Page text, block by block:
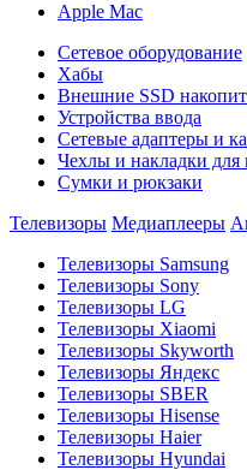
Apple Mac
Сетевое оборудование
Хабы
Внешние SSD
Устройства ввода
Сетевые адаптеры и
Чехлы и накладки для
Сумки и рюкзаки
Телевизоры Медиаплееры
Телевизоры Samsung
Телевизоры Sony
Телевизоры LG
Телевизоры Xiaomi
Телевизоры Skyworth
Телевизоры Яндекс
Телевизоры SBER
Телевизоры Hisense
Телевизоры Haier
Телевизоры Hyundai